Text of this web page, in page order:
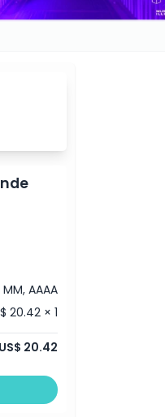
MM, AAAA
20.42 × 1
US$ 20.42